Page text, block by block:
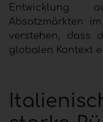
Entwicklung
Absatzmärkten
verstehen, dass
globalen Kontext